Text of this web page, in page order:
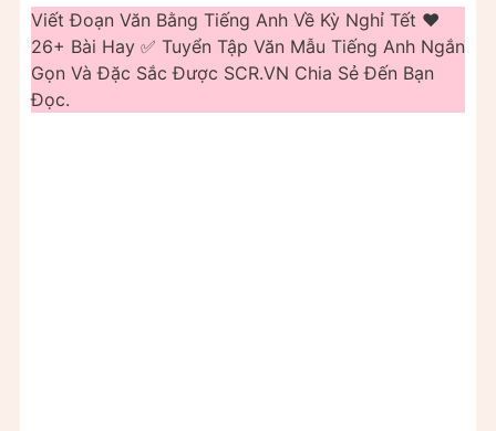
Viết Đoạn Văn Bằng Tiếng Anh Về Kỳ Nghỉ Tết ❤️️
26+ Bài Hay ✅ Tuyển Tập Văn Mẫu Tiếng Anh Ngắn
Gọn Và Đặc Sắc Được SCR.VN Chia Sẻ Đến Bạn
Đọc.